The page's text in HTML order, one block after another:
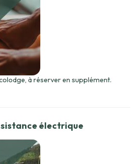
à réserver en supplément.
électrique